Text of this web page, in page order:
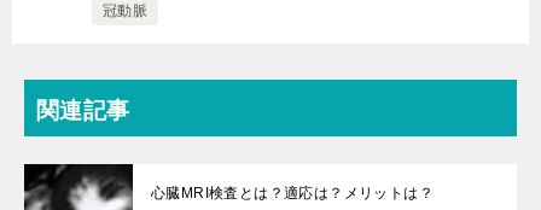
冠動脈
関連記事
心臓MRI検査とは？適応は？メリットは？